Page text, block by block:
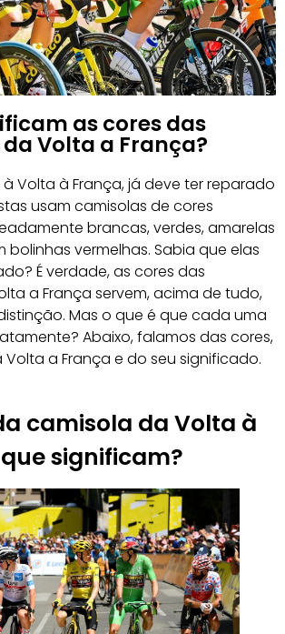
as cores das
Volta a França?
Volta à França, já deve ter reparado
usam camisolas de cores
brancas, verdes, amarelas
vermelhas. Sabia que elas
É verdade, as cores das
a França servem, acima de tudo,
Mas o que é que cada uma
Abaixo, falamos das cores,
a França e do seu significado.
camisola da Volta à
significam?